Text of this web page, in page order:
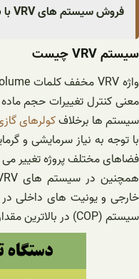
فروش سیستم های VRV با بهترین قیمت
سیستم VRV چیست
معنی کنترل تغییرات حجم
سیستم ها برخلافکولرهای
با توجه به نیاز سرمایشی و
فضاهای مختلف پروژه تغییر می
خارجی و یونیت های داخلی
سیستم (COP) در بالاترین مقدار خود خواهد بود.